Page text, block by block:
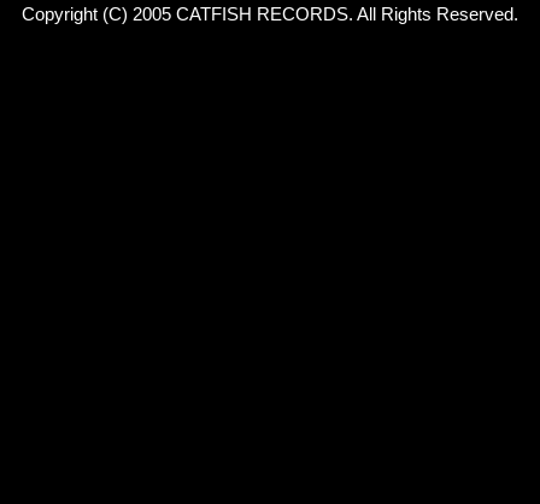
Copyright (C) 2005 CATFISH RECORDS. All Rights Reserved.